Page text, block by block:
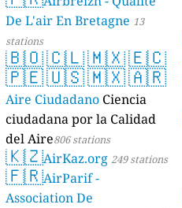
De L'air En Bretagne 13
stations
🇧🇴🇨🇱🇲🇽🇪🇨
🇵🇪🇺🇸🇲🇽🇦🇷
Aire Ciudadano Ciencia
ciudadana por la Calidad
del Aire806 stations
🇰🇿AirKaz.org 249 stations
🇫🇷AirParif -
Association De